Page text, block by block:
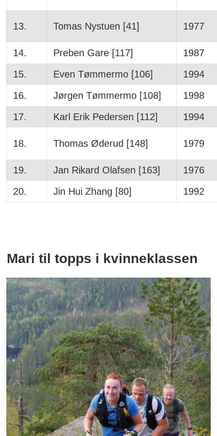
13. Tomas Nystuen [41] 1977
14. Preben Gare [117]
1987
15.
Even Tømmermo [106]
1994
16.
Jørgen Tømmermo [108]
1998
17.
Karl Erik Pedersen [112] 1994
18. Thomas Øderud [148] 1979
19. Jan Rikard Olafsen [163]
1976
20.
Jin Hui Zhang [80] 1992
Mari til topps i kvinneklassen